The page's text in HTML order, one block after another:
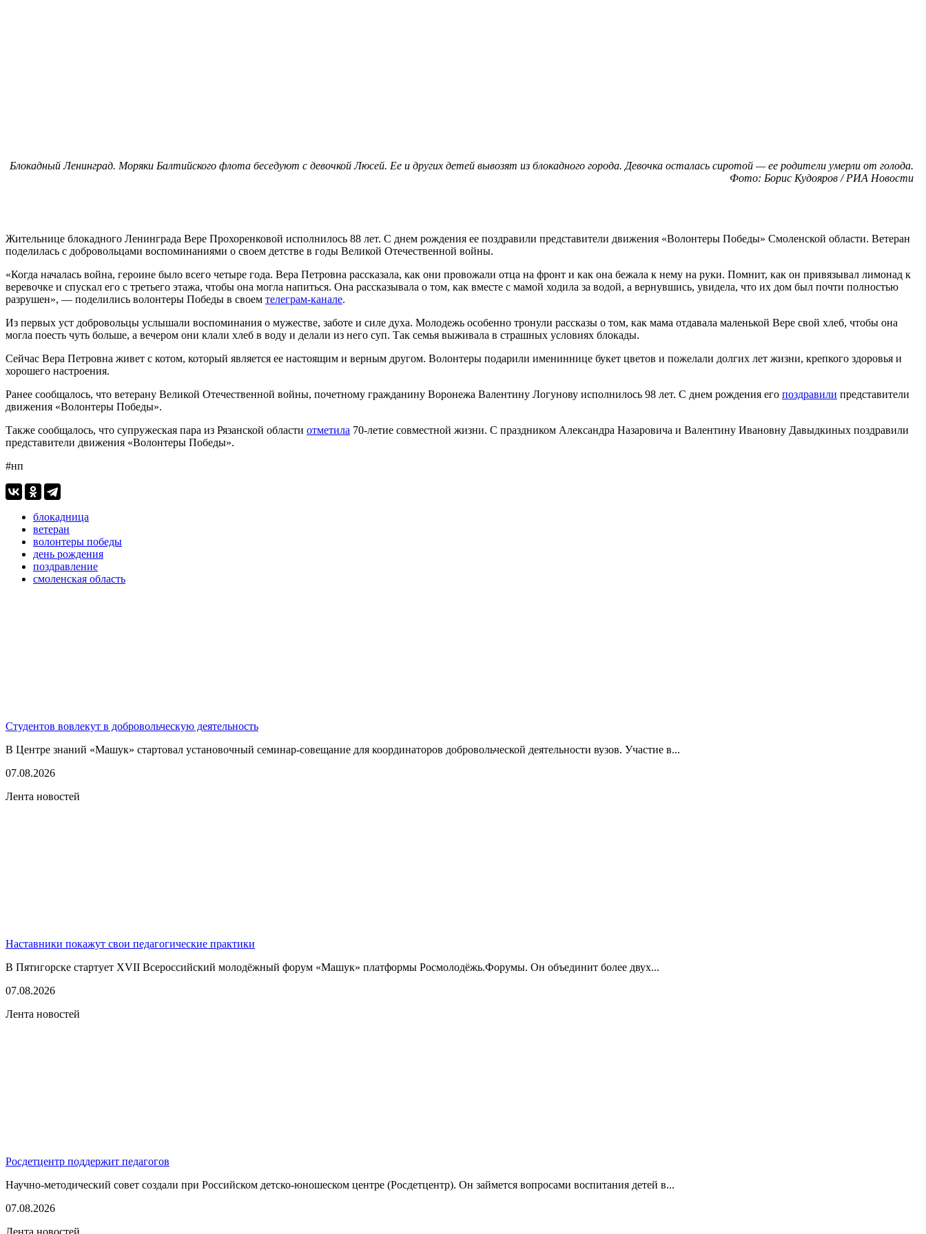
Блокадный Ленинград. Моряки Балтийского флота беседуют с девочкой Люсей. Ее и других детей вывозят из блокадного города. Девочка осталась сиротой — ее родители умерли от голода.
Фото: Борис Кудояров / РИА Новости
Жительнице блокадного Ленинграда Вере Прохоренковой исполнилось 88 лет. С днем рождения ее поздравили представители движения «Волонтеры Победы» Смоленской области. Ветеран
поделилась с добровольцами воспоминаниями о своем детстве в годы Великой Отечественной войны.
«Когда началась война, героине было всего четыре года. Вера Петровна рассказала, как они провожали отца на фронт и как она бежала к нему на руки. Помнит, как он привязывал лимонад к
веревочке и спускал его с третьего этажа, чтобы она могла напиться. Она рассказывала о том, как вместе с мамой ходила за водой, а вернувшись, увидела, что их дом был почти полностью
разрушен», — поделились волонтеры Победы в своем телеграм-канале.
Из первых уст добровольцы услышали воспоминания о мужестве, заботе и силе духа. Молодежь особенно тронули рассказы о том, как мама отдавала маленькой Вере свой хлеб, чтобы она
могла поесть чуть больше, а вечером они клали хлеб в воду и делали из него суп. Так семья выживала в страшных условиях блокады.
Сейчас Вера Петровна живет с котом, который является ее настоящим и верным другом. Волонтеры подарили имениннице букет цветов и пожелали долгих лет жизни, крепкого здоровья и
хорошего настроения.
Ранее сообщалось, что ветерану Великой Отечественной войны, почетному гражданину Воронежа Валентину Логунову исполнилось 98 лет. С днем рождения его поздравили представители
движения «Волонтеры Победы».
Также сообщалось, что супружеская пара из Рязанской области отметила 70-летие совместной жизни. С праздником Александра Назаровича и Валентину Ивановну Давыдкиных поздравили
представители движения «Волонтеры Победы».
#нп
блокадница
ветеран
волонтеры победы
день рождения
поздравление
смоленская область
Студентов вовлекут в добровольческую деятельность
В Центре знаний «Машук» стартовал установочный семинар-совещание для координаторов добровольческой деятельности вузов. Участие в...
07.08.2026
Лента новостей
Наставники покажут свои педагогические практики
В Пятигорске стартует XVII Всероссийский молодёжный форум «Машук» платформы Росмолодёжь.Форумы. Он объединит более двух...
07.08.2026
Лента новостей
Росдетцентр поддержит педагогов
Научно-методический совет создали при Российском детско-юношеском центре (Росдетцентр). Он займется вопросами воспитания детей в...
07.08.2026
Лента новостей